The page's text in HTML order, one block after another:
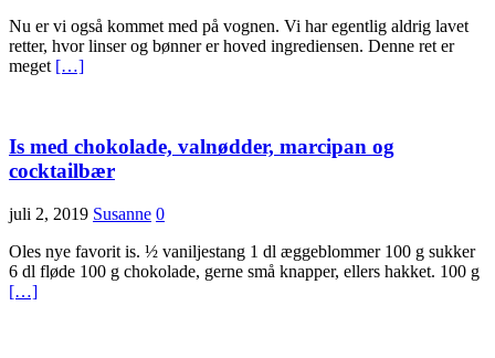
Nu er vi også kommet med på vognen. Vi har egentlig aldrig lavet
retter, hvor linser og bønner er hoved ingrediensen. Denne ret er
meget […]
Is med chokolade, valnødder, marcipan og
cocktailbær
juli 2, 2019 Susanne 0
Oles nye favorit is. ½ vaniljestang 1 dl æggeblommer 100 g sukker
6 dl fløde 100 g chokolade, gerne små knapper, ellers hakket. 100 g
[…]